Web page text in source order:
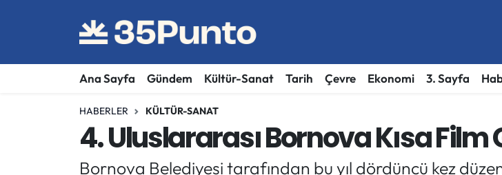
Ana Sayfa Gündem Kültür-Sanat Tarih Çevre Ekonomi 3. Sayfa
HABERLER KÜLTÜR-SANAT
4. Uluslararası Bornova Kısa Film
Bornova Belediyesi tarafından bu yıl dördüncü kez